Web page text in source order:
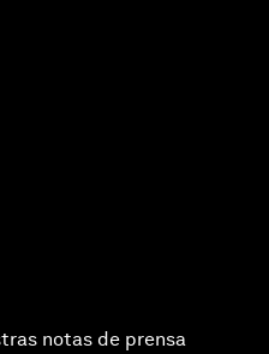
notas de prensa